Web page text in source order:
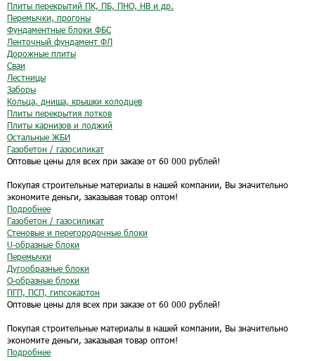
Плиты перекрытий ПК, ПБ, ПНО, НВ и др.
Перемычки, прогоны
Фундаментные блоки ФБС
Ленточный фундамент ФЛ
Дорожные плиты
Сваи
Лестницы
Заборы
Кольца, днища, крышки колодцев
Плиты перекрытия лотков
Плиты карнизов и лоджий
Остальные ЖБИ
Газобетон / газосиликат
Оптовые цены для всех при заказе от 60 000 рублей!
Покупая строительные материалы в нашей компании, Вы значительно
экономите деньги, заказывая товар оптом!
Подробнее
Газобетон / газосиликат
Стеновые и перегородочные блоки
U-образные блоки
Перемычки
Дугообразные блоки
O-образные блоки
ПГП, ПСП, гипсокартон
Оптовые цены для всех при заказе от 60 000 рублей!
Покупая строительные материалы в нашей компании, Вы значительно
экономите деньги, заказывая товар оптом!
Подробнее